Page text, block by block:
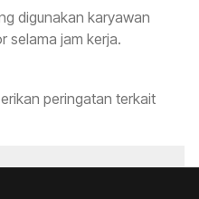
digunakan karyawan
selama jam kerja.
peringatan terkait